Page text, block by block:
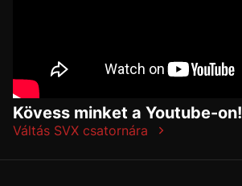
Kövess minket a Youtube-on!
Váltás SVX csatornára